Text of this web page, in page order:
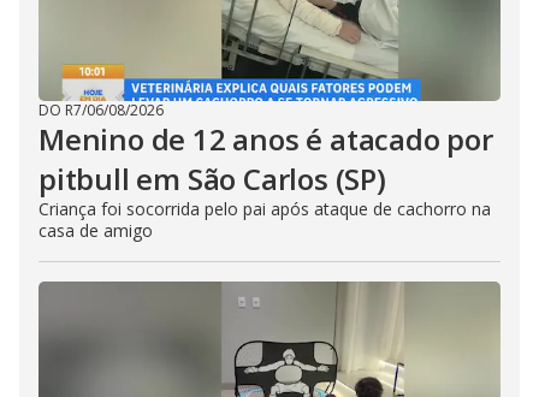
DO R7/06/08/2026
Menino de 12 anos é atacado por
pitbull em São Carlos (SP)
Criança foi socorrida pelo pai após ataque de cachorro na
casa de amigo